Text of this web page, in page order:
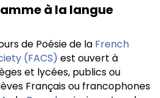
à la langue
de Poésie de la French
(FACS) est ouvert à
et lycées, publics ou
Français ou francophones